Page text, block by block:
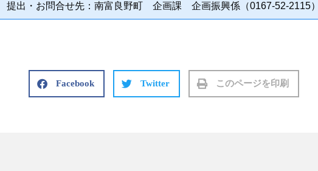
提出・お問合せ先：南富良野町 企画課 企画振興係（0167‐52‐2115）
Facebook Twitter このページを印刷